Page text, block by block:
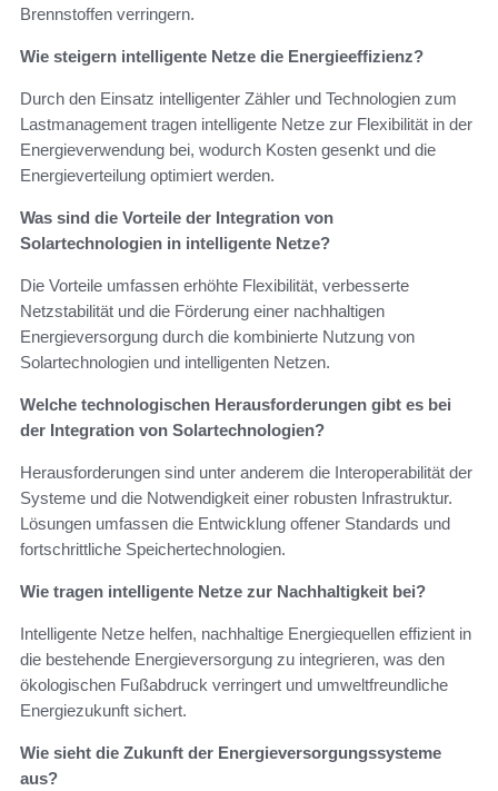
Brennstoffen verringern.
Wie steigern intelligente Netze die Energieeffizienz?
Durch den Einsatz intelligenter Zähler und Technologien zum
Lastmanagement tragen intelligente Netze zur Flexibilität in der
Energieverwendung bei, wodurch Kosten gesenkt und die
Energieverteilung optimiert werden.
Was sind die Vorteile der Integration von
Solartechnologien in intelligente Netze?
Die Vorteile umfassen erhöhte Flexibilität, verbesserte
Netzstabilität und die Förderung einer nachhaltigen
Energieversorgung durch die kombinierte Nutzung von
Solartechnologien und intelligenten Netzen.
Welche technologischen Herausforderungen gibt es bei
der Integration von Solartechnologien?
Herausforderungen sind unter anderem die Interoperabilität der
Systeme und die Notwendigkeit einer robusten Infrastruktur.
Lösungen umfassen die Entwicklung offener Standards und
fortschrittliche Speichertechnologien.
Wie tragen intelligente Netze zur Nachhaltigkeit bei?
Intelligente Netze helfen, nachhaltige Energiequellen effizient in
die bestehende Energieversorgung zu integrieren, was den
ökologischen Fußabdruck verringert und umweltfreundliche
Energiezukunft sichert.
Wie sieht die Zukunft der Energieversorgungssysteme
aus?